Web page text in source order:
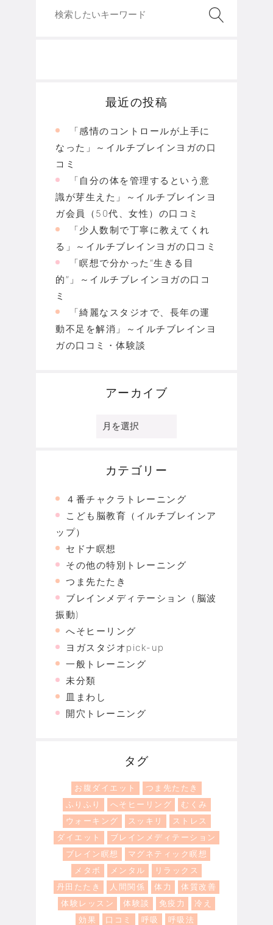
最近の投稿
「感情のコントロールが上手に
なった」～イルチブレインヨガの口
コミ
「自分の体を管理するという意
識が芽生えた」～イルチブレインヨ
ガ会員（50代、女性）の口コミ
「少人数制で丁寧に教えてくれ
る」～イルチブレインヨガの口コミ
「瞑想で分かった“生きる目
的”」～イルチブレインヨガの口コ
ミ
「綺麗なスタジオで、長年の運
動不足を解消」～イルチブレインヨ
ガの口コミ・体験談
アーカイブ
ー
カテゴリー
４番チャクラトレーニング
こども脳教育（イルチブレインア
ップ）
セドナ瞑想
その他の特別トレーニング
つま先たたき
ブレインメディテーション（脳波
振動)
へそヒーリング
ヨガスタジオpick-up
一般トレーニング
未分類
皿まわし
開穴トレーニング
タグ
お腹ダイエット
つま先たたき
ふりふり
へそヒーリング
むくみ
ウォーキング
スッキリ
ストレス
ダイエット
ブレインメディテーション
ブレイン瞑想
マグネティック瞑想
メタボ
メンタル
リラックス
丹田たたき
人間関係 体力
体質改善
体験レッスン
体験談 免疫力
冷え
効果
口コミ 呼吸
呼吸法